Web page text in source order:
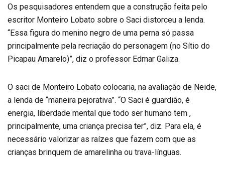
Os pesquisadores entendem que a construção feita pelo
escritor Monteiro Lobato sobre o Saci distorceu a lenda.
“Essa figura do menino negro de uma perna só passa
principalmente pela recriação do personagem (no Sítio do
Picapau Amarelo)”, diz o professor Edmar Galiza.
O saci de Monteiro Lobato colocaria, na avaliação de Neide,
a lenda de “maneira pejorativa”. “O Saci é guardião, é
energia, liberdade mental que todo ser humano tem ,
principalmente, uma criança precisa ter”, diz. Para ela, é
necessário valorizar as raízes que fazem com que as
crianças brinquem de amarelinha ou trava-línguas.